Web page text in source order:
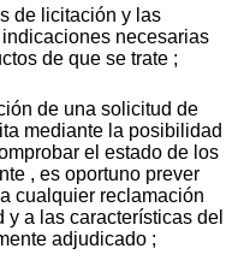
de licitación y las
necesarias
de que se trate ;
de una solicitud de
mediante la posibilidad
el estado de los
, es oportuno prever
cualquier reclamación
a las características del
adjudicado ;